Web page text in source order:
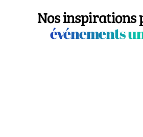
Nos inspirations
événements